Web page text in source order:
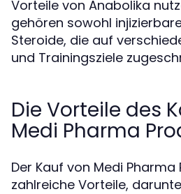
Vorteile von Anabolika
gehören sowohl
Steroide, die auf
und Trainingsziele
Die Vorteile des
Medi Pharma
Der Kauf von Medi
zahlreiche Vorteile,